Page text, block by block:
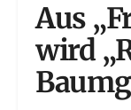
Aus
wird